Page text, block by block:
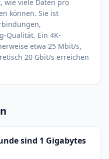
wie viele Daten pro
können. Sie ist
Qualität. Ein 4K-
etwa 25 Mbit/s,
20 Gbit/s erreichen
sind 1 Gigabytes